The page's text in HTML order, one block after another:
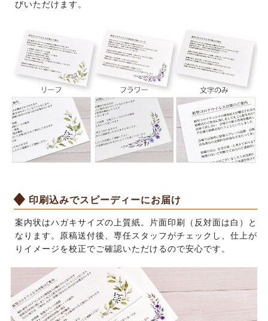
びいただけます。
印刷込みでスピーディーにお届け
案内状はハガキサイズの上質紙。片面印刷（反対面は白）と
なります。原稿送付後、専任スタッフがチェックし、仕上が
りイメージを校正でご確認いただけるので安心です。